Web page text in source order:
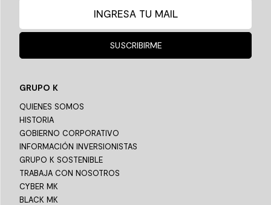
SUSCRIBIRME
GRUPO K
QUIENES SOMOS
HISTORIA
GOBIERNO CORPORATIVO
INFORMACIÓN INVERSIONISTAS
GRUPO K SOSTENIBLE
TRABAJA CON NOSOTROS
CYBER MK
BLACK MK